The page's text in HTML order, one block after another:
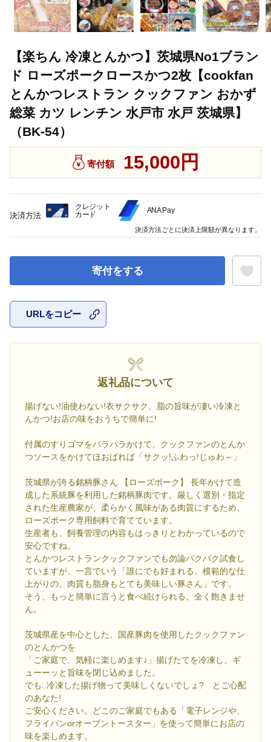
【楽ちん 冷凍とんかつ】茨城県No1ブラン
ド ローズポークロースかつ2枚【cookfan
とんかつレストラン クックファン おかず
総菜 カツ レンチン 水戸市 水戸 茨城県】
（BK-54）
寄付額 15,000円
寄付をする
URLをコピー
返礼品について
揚げない!油使わない!衣サクサク、脂の旨味が凄い冷凍と
んかつ!お店の味をおうちで簡単に!
付属のすりゴマをパラパラかけて、クックファンのとんか
つソースをかけてほおばれば「サクッ!ふわっ!じゅわ～」
茨城県が誇る銘柄豚さん 【ローズポーク】 長年かけて造
成した系統豚を利用した銘柄豚肉です。厳しく選別・指定
された生産農家が、柔らかく風味がある肉質にするため、
ローズポーク専用飼料で育てています。
生産者も、飼養管理の内容もはっきりとわかっているので
安心ですね。
とんかつレストランクックファンでも勿論バクバク試食し
ていますが、一言でいう「誰にでも好まれる、模範的な仕
上がりの、肉質も脂身もとても美味しい豚さん」です。
そう、もっと簡単に言うと食べ続けられる。全く飽きませ
ん。
茨城県産を中心とした、国産豚肉を使用したクックファン
のとんかつを
「ご家庭で、気軽に楽しめます♪」揚げたてを冷凍し、ギ
ューーッと旨味を閉じ込めました。
でも..冷凍した揚げ物って美味しくないでしょ? とご心配
のあなた!
ご安心ください。どこのご家庭でもある「電子レンジや、
フライパンorオーブントースター」を使って簡単にお店の
味を楽しめます。
決済方法
クレジット
カード
ANA Pay
決済方法ごとに決済上限額が異なります。